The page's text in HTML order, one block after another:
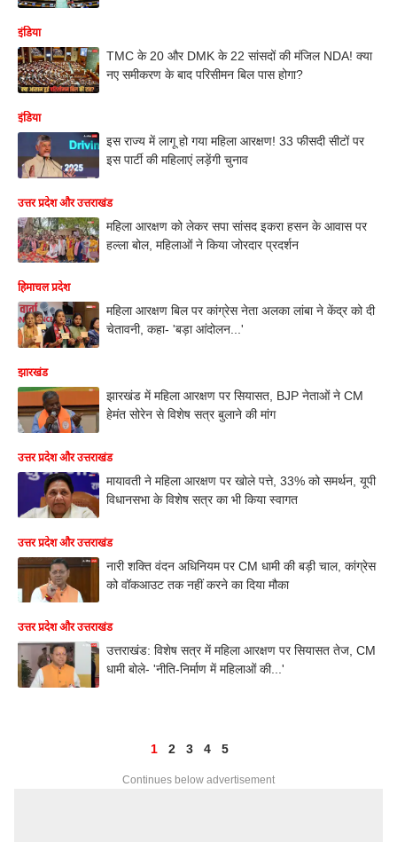
इंडिया
TMC के 20 और DMK के 22 सांसदों की मंजिल NDA! क्या
नए समीकरण के बाद परिसीमन बिल पास होगा?
इंडिया
इस राज्य में लागू हो गया महिला आरक्षण! 33 फीसदी सीटों पर
इस पार्टी की महिलाएं लड़ेंगी चुनाव
उत्तर प्रदेश और उत्तराखंड
महिला आरक्षण को लेकर सपा सांसद इकरा हसन के आवास पर
हल्ला बोल, महिलाओं ने किया जोरदार प्रदर्शन
हिमाचल प्रदेश
महिला आरक्षण बिल पर कांग्रेस नेता अलका लांबा ने केंद्र को दी
चेतावनी, कहा- 'बड़ा आंदोलन...'
झारखंड
झारखंड में महिला आरक्षण पर सियासत, BJP नेताओं ने CM
हेमंत सोरेन से विशेष सत्र बुलाने की मांग
उत्तर प्रदेश और उत्तराखंड
मायावती ने महिला आरक्षण पर खोले पत्ते, 33% को समर्थन, यूपी
विधानसभा के विशेष सत्र का भी किया स्वागत
उत्तर प्रदेश और उत्तराखंड
नारी शक्ति वंदन अधिनियम पर CM धामी की बड़ी चाल, कांग्रेस
को वॉकआउट तक नहीं करने का दिया मौका
उत्तर प्रदेश और उत्तराखंड
उत्तराखंड: विशेष सत्र में महिला आरक्षण पर सियासत तेज, CM
धामी बोले- 'नीति-निर्माण में महिलाओं की...'
1 2 3 4 5
Continues below advertisement